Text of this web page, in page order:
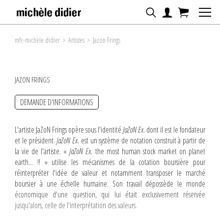
mfc-michèle didier > Artistes > Jazon Frings
JAZON FRINGS
DEMANDE D'INFORMATIONS
L'artiste JaZoN Frings opère sous l'identitéJaZoN Ex. dont il est le fondateur
et le président.JaZoN Ex. est un système de notation construit à partir de
la vie de l'artiste. « JaZoN Ex. the most human stock market on planet
earth... !! » utilise les mécanismes de la cotation boursière pour
réinterpréter l'idée de valeur et notamment transposer le marché
boursier à une échelle humaine. Son travail dépossède le monde
économique d'une question, qui lui était exclusivement réservée
jusqu'alors, celle de l'interprétation des valeurs.